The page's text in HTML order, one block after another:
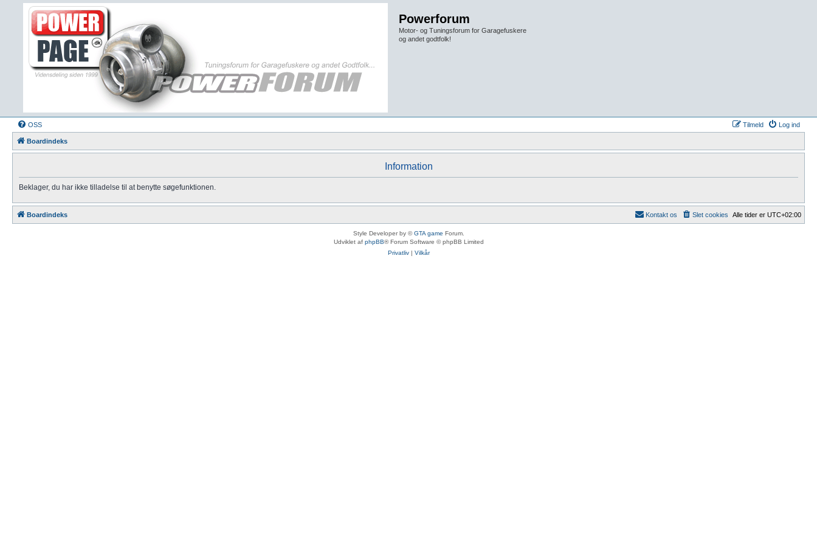
Powerforum
Motor- og Tuningsforum for Garagefuskere
og andet godtfolk!
OSS Log ind
Tilmeld
Boardindeks
Information
Beklager, du har ikke tilladelse til at benytte søgefunktionen.
Boardindeks Alle tider er UTC+02:00
Slet cookies
Kontakt os
Style Developer by ©GTA game Forum.
Udviklet af phpBB® Forum Software © phpBB Limited
Privatliv| Vilkår